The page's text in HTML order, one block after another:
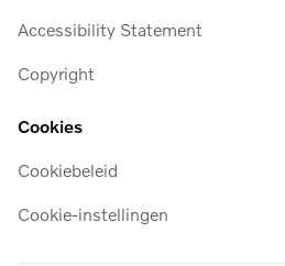
Accessibility Statement
Copyright
Cookies
Cookiebeleid
Cookie-instellingen